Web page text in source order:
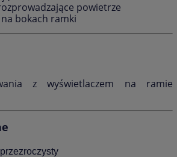
powietrze
bokach ramki
z wyświetlaczem na ramie